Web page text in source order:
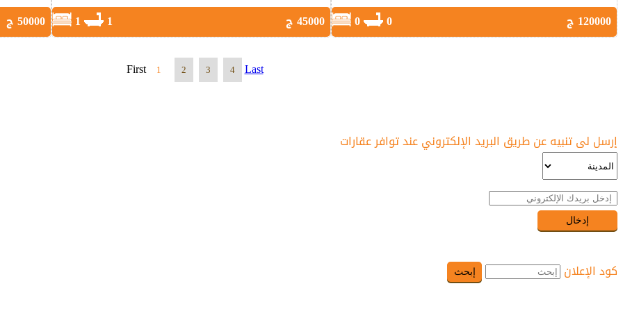
120000 ج
0
45000 ج
1
50000 ج
First 1 2 3 4 Last
إرسل لى تنبيه عن طريق البريد الإلكتروني عند توافر عقارات
كود الإعلان